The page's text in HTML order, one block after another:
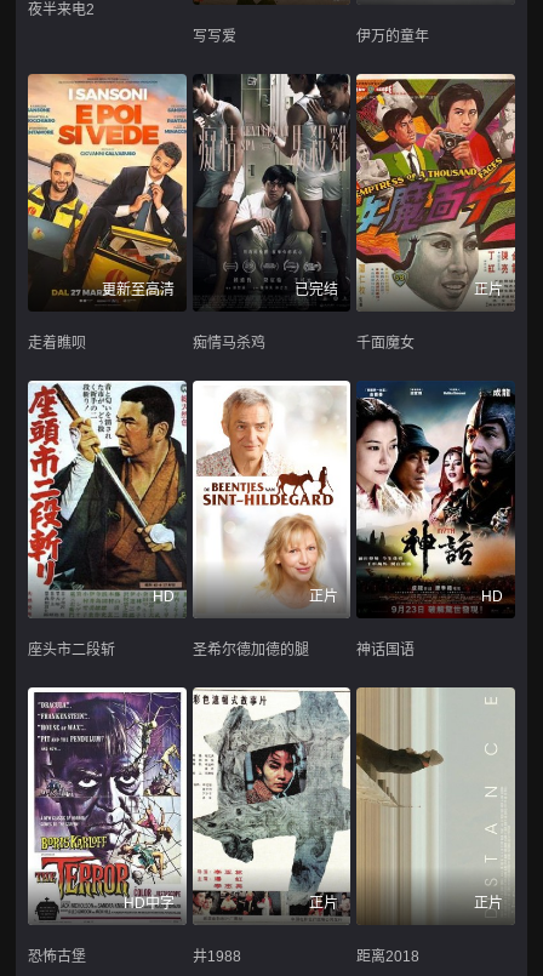
夜半来电2
写写爱 伊万的童年
更新至高清
走着瞧呗
已完结
痴情马杀鸡
正片
千面魔女
HD
座头市二段斩
正片
圣希尔德加德的腿
HD
神话国语
HD中字
恐怖古堡
正片
井1988
正片
距离2018